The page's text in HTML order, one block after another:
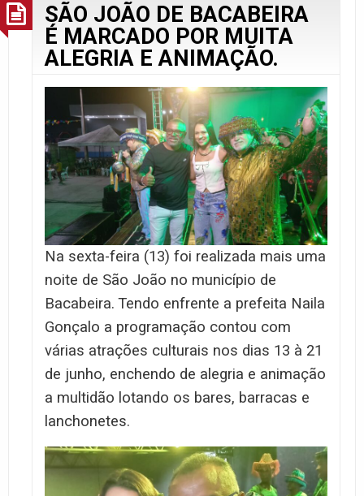
SÃO JOÃO DE BACABEIRA
É MARCADO POR MUITA
ALEGRIA E ANIMAÇÃO.
Na sexta-feira (13) foi realizada mais uma
noite de São João no município de
Bacabeira. Tendo enfrente a prefeita Naila
Gonçalo a programação contou com
várias atrações culturais nos dias 13 à 21
de junho, enchendo de alegria e animação
a multidão lotando os bares, barracas e
lanchonetes.